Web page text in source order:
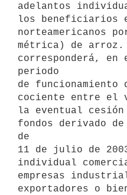
adelantos
los beneficiarios
norteamericanos
métrica) de arroz.
corresponderá,
periodo
de funcionamiento
cociente entre el
la eventual
fondos derivado
de
11 de julio de
individual
empresas
exportadores o